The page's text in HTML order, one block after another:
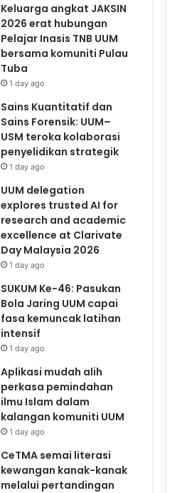
Keluarga angkat JAKSIN
2026 erat hubungan
Pelajar Inasis TNB UUM
bersama komuniti Pulau
Tuba
1 day ago
Sains Kuantitatif dan
Sains Forensik: UUM–
USM teroka kolaborasi
penyelidikan strategik
1 day ago
UUM delegation
explores trusted AI for
research and academic
excellence at Clarivate
Day Malaysia 2026
1 day ago
SUKUM Ke-46: Pasukan
Bola Jaring UUM capai
fasa kemuncak latihan
intensif
1 day ago
Aplikasi mudah alih
perkasa pemindahan
ilmu Islam dalam
kalangan komuniti UUM
1 day ago
CeTMA semai literasi
kewangan kanak-kanak
melalui pertandingan